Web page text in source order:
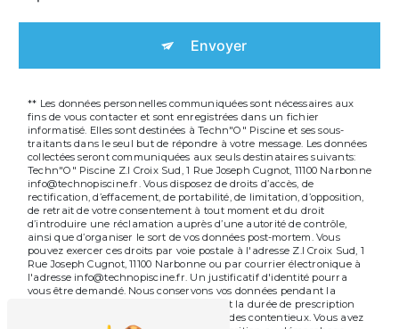
Envoyer
** Les données personnelles communiquées sont nécessaires aux
fins de vous contacter et sont enregistrées dans un fichier
informatisé. Elles sont destinées à Techn"O" Piscine et ses sous-
traitants dans le seul but de répondre à votre message. Les données
collectées seront communiquées aux seuls destinataires suivants:
Techn"O" Piscine Z.I Croix Sud, 1 Rue Joseph Cugnot, 11100 Narbonne
info@technopiscine.fr. Vous disposez de droits d’accès, de
rectification, d’effacement, de portabilité, de limitation, d’opposition,
de retrait de votre consentement à tout moment et du droit
d’introduire une réclamation auprès d’une autorité de contrôle,
ainsi que d’organiser le sort de vos données post-mortem. Vous
pouvez exercer ces droits par voie postale à l'adresse Z.I Croix Sud, 1
Rue Joseph Cugnot, 11100 Narbonne ou par courrier électronique à
l'adresse info@technopiscine.fr. Un justificatif d'identité pourra
vous être demandé. Nous conservons vos données pendant la
période de prise de contact puis pendant la durée de prescription
légale aux fins probatoires et de gestion des contentieux. Vous avez